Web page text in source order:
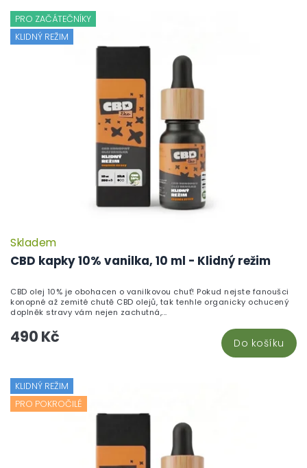
PRO ZAČÁTEČNÍKY
KLIDNÝ REŽIM
CBD kapky 10% vanilka, 10 ml - Klidný režim
Skladem
490 Kč Do košíku
CBD olej 10% je obohacen o vanilkovou chuť! Pokud nejste fanoušci
konopné až zemité chutě CBD olejů, tak tenhle organicky ochucený
doplněk stravy vám nejen zachutná,...
KLIDNÝ REŽIM
PRO POKROČILÉ